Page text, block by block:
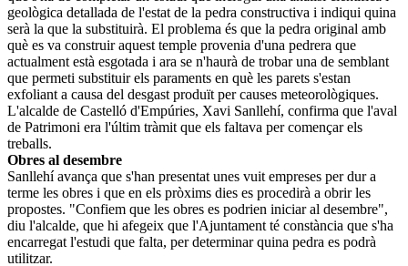
geològica detallada de l'estat de la pedra constructiva i indiqui quina
serà la que la substituirà. El problema és que la pedra original amb
què es va construir aquest temple provenia d'una pedrera que
actualment està esgotada i ara se n'haurà de trobar una de semblant
que permeti substituir els paraments en què les parets s'estan
exfoliant a causa del desgast produït per causes meteorològiques.
L'alcalde de Castelló d'Empúries, Xavi Sanllehí, confirma que l'aval
de Patrimoni era l'últim tràmit que els faltava per començar els
treballs.
Obres al desembre
Sanllehí avança que s'han presentat unes vuit empreses per dur a
terme les obres i que en els pròxims dies es procedirà a obrir les
propostes. "Confiem que les obres es podrien iniciar al desembre",
diu l'alcalde, que hi afegeix que l'Ajuntament té constància que s'ha
encarregat l'estudi que falta, per determinar quina pedra es podrà
utilitzar.